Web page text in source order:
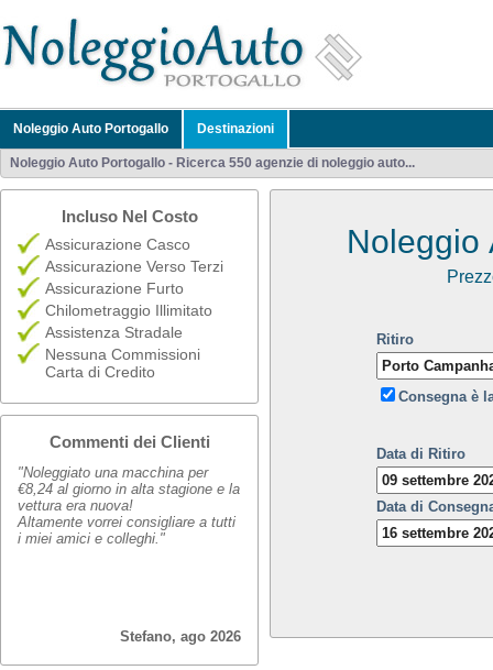
Noleggio Auto Portogallo Destinazioni
Noleggio Auto Portogallo - Ricerca 550 agenzie di noleggio auto...
Incluso Nel Costo
Assicurazione Casco
Assicurazione Verso Terzi
Assicurazione Furto
Chilometraggio Illimitato
Assistenza Stradale
Nessuna Commissioni
Carta di Credito
Commenti dei Clienti
"Noleggiato una macchina per
€8,24 al giorno in alta stagione e la
vettura era nuova!
Altamente vorrei consigliare a tutti
i miei amici e colleghi."
Stefano, ago 2026
Noleggio
Ritiro
Consegna è
Data di Ritiro
Data di